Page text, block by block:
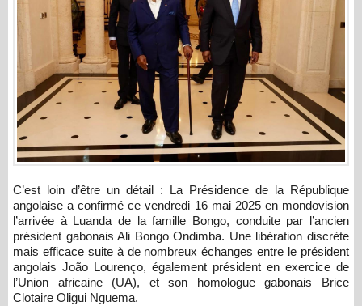
C’est loin d’être un détail : La Présidence de la République
angolaise a confirmé ce vendredi 16 mai 2025 en mondovision
l’arrivée à Luanda de la famille Bongo, conduite par l’ancien
président gabonais Ali Bongo Ondimba. Une libération discrète
mais efficace suite à de nombreux échanges entre le président
angolais João Lourenço, également président en exercice de
l’Union africaine (UA), et son homologue gabonais Brice
Clotaire Oligui Nguema.